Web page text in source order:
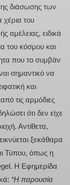
διάσωσης των
του
αμέλειας, ειδικά
του κόσμου και
που το συμβάν
σημαντικό να
και
τις αρμόδιες
ότι δεν είχε
Αντίθετα,
ξεκάθαρα
Τύπου, όπως η
Η Εφημερίδα
“H παρουσία